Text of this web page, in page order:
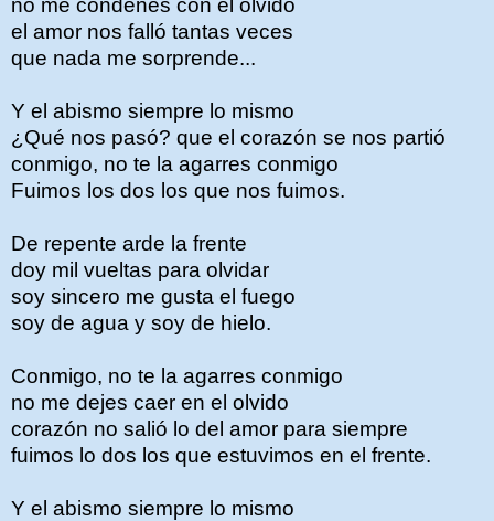
no me condenes con el olvido
el amor nos falló tantas veces
que nada me sorprende...
Y el abismo siempre lo mismo
¿Qué nos pasó? que el corazón se nos partió
conmigo, no te la agarres conmigo
Fuimos los dos los que nos fuimos.
De repente arde la frente
doy mil vueltas para olvidar
soy sincero me gusta el fuego
soy de agua y soy de hielo.
Conmigo, no te la agarres conmigo
no me dejes caer en el olvido
corazón no salió lo del amor para siempre
fuimos lo dos los que estuvimos en el frente.
Y el abismo siempre lo mismo